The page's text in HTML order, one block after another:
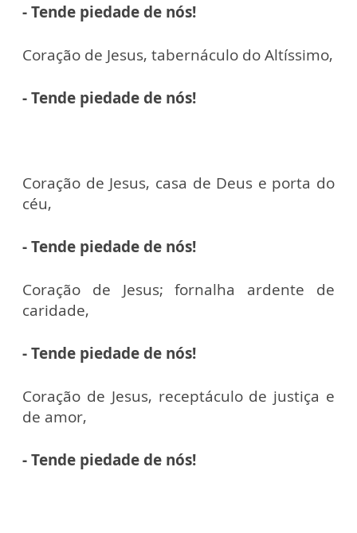
- Tende piedade de nós!
Coração de Jesus, tabernáculo do Altíssimo,
- Tende piedade de nós!
Coração de Jesus, casa de Deus e porta do
céu,
- Tende piedade de nós!
Coração de Jesus; fornalha ardente de
caridade,
- Tende piedade de nós!
Coração de Jesus, receptáculo de justiça e
de amor,
- Tende piedade de nós!